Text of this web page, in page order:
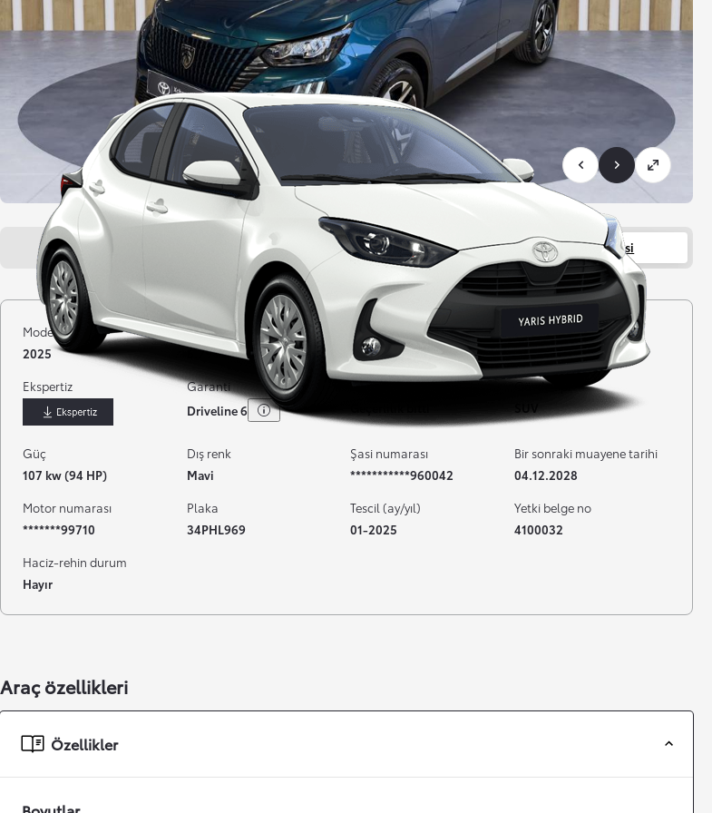
Genel bakış Araç özellikleri Servisler Bayi bilgisi
Model yılı
2025
Kilometre
6.299 km
Yakıt
Benzin
Şanzıman
Otomatik
Ekspertiz
İndir
Garanti
Driveline 6
Distribütör garantisi
Gövde tipi
SUV
Güç
107 kw (94 HP)
Dış renk
Mavi
Şasi numarası
***********960042
Bir sonraki muayene tarihi
04.12.2028
Motor numarası
*******99710
Plaka
34PHL969
Tescil (ay/yıl)
01-2025
Yetki belge no
4100032
Haciz-rehin durum
Hayır
Araç özellikleri
Özellikler